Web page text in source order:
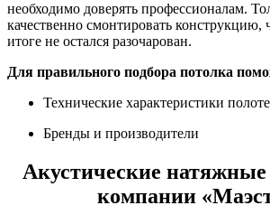
необходимо доверять профессионалам.
качественно смонтировать конструкцию,
итоге не остался разочарован.
Для правильного подбора потолка
Технические характеристики
Бренды и производители
Акустические
компании